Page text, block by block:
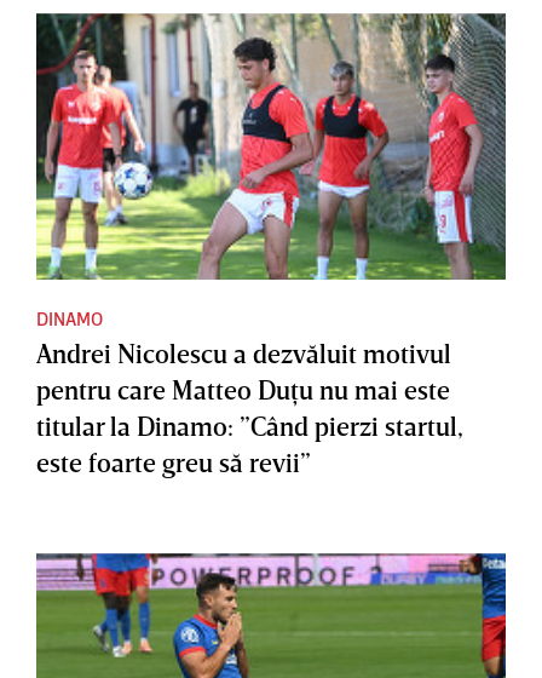
DINAMO
Andrei Nicolescu a dezvăluit motivul
pentru care Matteo Duţu nu mai este
titular la Dinamo: ”Când pierzi startul,
este foarte greu să revii”